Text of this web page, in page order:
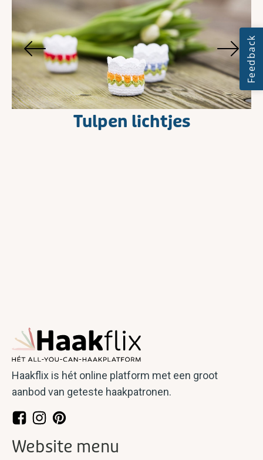
Tulpen lichtjes
Haakflix is hét online platform met een groot
aanbod van geteste haakpatronen.
Website menu